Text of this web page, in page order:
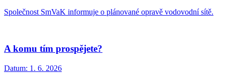
Společnost SmVaK informuje o plánované opravě vodovodní sítě.
A komu tím prospějete?
Datum: 1. 6. 2026